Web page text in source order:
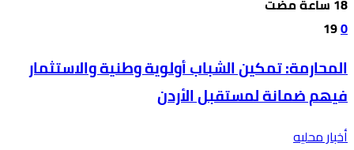
0
19
المحارمة: تمكين الشباب أولوية وطنية والاستثمار
فيهم ضمانة لمستقبل الأردن
أخبار محليه